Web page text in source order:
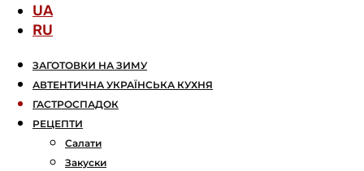
UA
RU
ЗАГОТОВКИ НА ЗИМУ
АВТЕНТИЧНА УКРАЇНСЬКА КУХНЯ
ГАСТРОСПАДОК
РЕЦЕПТИ
Салати
Закуски